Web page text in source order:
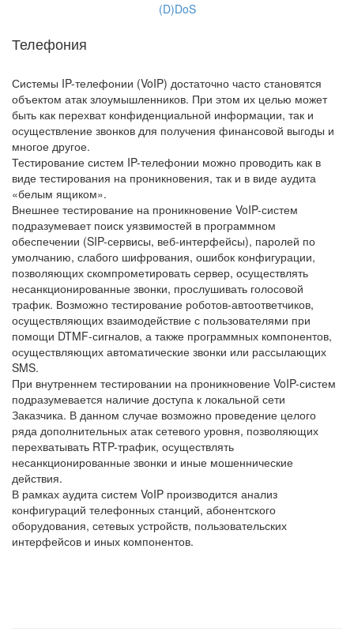
(D)DoS
Телефония
Системы IP-телефонии (VoIP) достаточно часто становятся
объектом атак злоумышленников. При этом их целью может
быть как перехват конфиденциальной информации, так и
осуществление звонков для получения финансовой выгоды и
многое другое.
Тестирование систем IP-телефонии можно проводить как в
виде тестирования на проникновения, так и в виде аудита
«белым ящиком».
Внешнее тестирование на проникновение VoIP-систем
подразумевает поиск уязвимостей в программном
обеспечении (SIP-сервисы, веб-интерфейсы), паролей по
умолчанию, слабого шифрования, ошибок конфигурации,
позволяющих скомпрометировать сервер, осуществлять
несанкционированные звонки, прослушивать голосовой
трафик. Возможно тестирование роботов-автоответчиков,
осуществляющих взаимодействие с пользователями при
помощи DTMF-сигналов, а также программных компонентов,
осуществляющих автоматические звонки или рассылающих
SMS.
При внутреннем тестировании на проникновение VoIP-систем
подразумевается наличие доступа к локальной сети
Заказчика. В данном случае возможно проведение целого
ряда дополнительных атак сетевого уровня, позволяющих
перехватывать RTP-трафик, осуществлять
несанкционированные звонки и иные мошеннические
действия.
В рамках аудита систем VoIP производится анализ
конфигураций телефонных станций, абонентского
оборудования, сетевых устройств, пользовательских